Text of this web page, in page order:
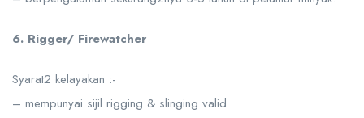
6. Rigger/ Firewatcher
Syarat2 kelayakan :-
– mempunyai sijil rigging & slinging valid